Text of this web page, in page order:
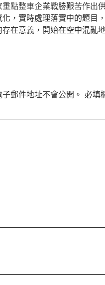
重點整車企業戰勝艱苦作出
，實時處理落實中的題目
在意義，開始在空中混亂
郵件地址不會公開。 必填